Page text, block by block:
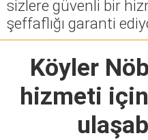
sizlere güvenli bir
şeffaflığı garanti
Köyler
hizmeti